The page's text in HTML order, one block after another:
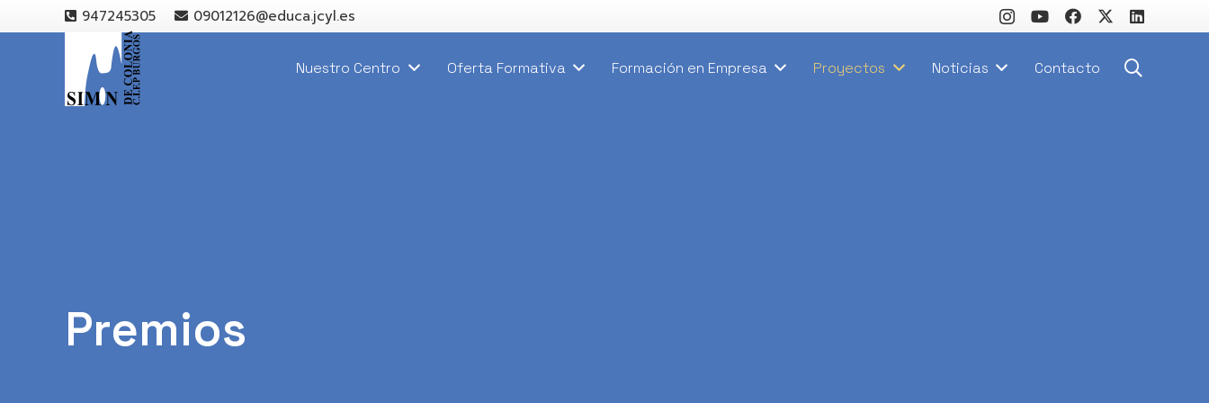
947245305 09012126@educa.jcyl.es
Nuestro Centro Oferta Formativa Formación en Empresa Proyectos Noticias Contacto
Premios